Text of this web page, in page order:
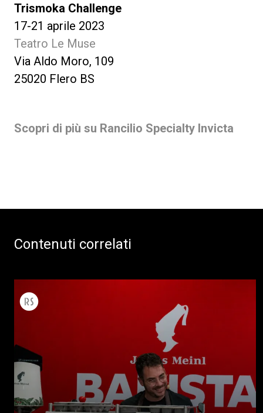
Trismoka Challenge
17-21 aprile 2023
Teatro Le Muse
Via Aldo Moro, 109
25020 Flero BS
Scopri di più su Rancilio Specialty Invicta
Contenuti correlati